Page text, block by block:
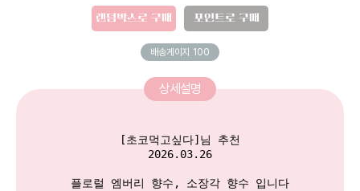
랜덤박스로 구매 포인트로 구매
배송게이지 100
상세설명
[초코먹고싶다]님 추천
2026.03.26
플로럴 엠버리 향수, 소장각 향수 입니다